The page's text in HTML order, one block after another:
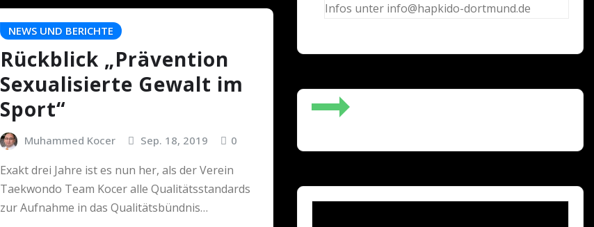
NEWS UND BERICHTE
Rückblick „Prävention
Sexualisierte Gewalt im
Sport“
Muhammed Kocer Sep. 18, 2019 0
Exakt drei Jahre ist es nun her, als der Verein
Taekwondo Team Kocer alle Qualitätsstandards
zur Aufnahme in das Qualitätsbündnis…
Infos unter info@hapkido-dortmund.de